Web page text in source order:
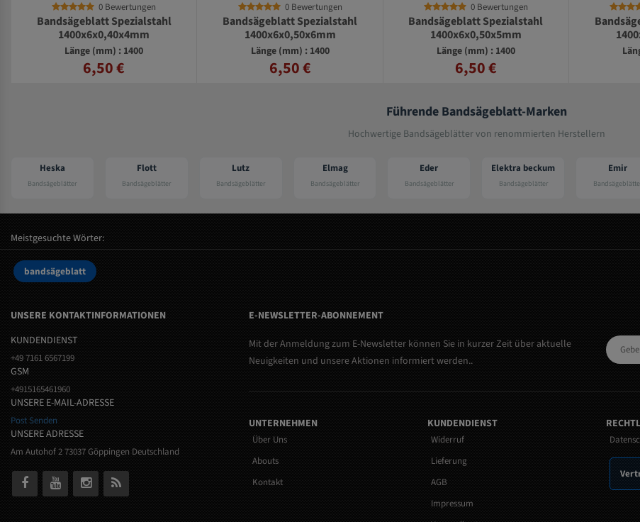
0 Bewertungen
Bandsägeblatt Spezialstahl
1400x6x0,50x6mm
Länge (mm) : 1400
6,50 €
0 Bewertungen
Bandsägeblatt Spezialstahl
1400x6x0,50x5mm
Länge (mm) : 1400
6,50 €
0 Bewertungen
Bandsägeblatt Spezialstahl
1400x8x0,45x4mm
Länge (mm) : 1400
6,50 €
Führende Bandsägeblatt-Marken
Hochwertige Bandsägeblätter von renommierten Herstellern
Flott
Bandsägeblätter
Lutz
Bandsägeblätter
Elmag
Bandsägeblätter
Eder
Bandsägeblätter
Elektra beckum
Bandsägeblätter
Emir
Bandsägeblätter
Profi
Meistgesuchte Wörter:
bandsägeblatt
UNSERE KONTAKTINFORMATIONEN
KUNDENDIENST
+49 7161 6567199
GSM
+4915165461960
UNSERE E-MAIL-ADRESSE
Post Senden
UNSERE ADRESSE
Am Autohof 2 73037 Göppingen Deutschland
E-NEWSLETTER-ABONNEMENT
Mit der Anmeldung zum E-Newsletter können Sie in kurzer Zeit über aktuelle
Neuigkeiten und unsere Aktionen informiert werden..
UNTERNEHMEN
Über Uns
Abouts
Kontakt
KUNDENDIENST
Widerruf
Lieferung
AGB
Impressum